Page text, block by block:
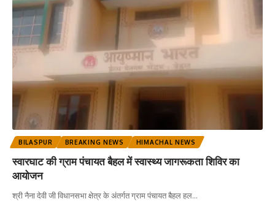
BILASPUR BREAKING NEWS HIMACHAL NEWS
स्वारघाट की ग्राम पंचायत बैहल में स्वास्थ्य जागरूकता शिविर का
आयोजन
श्री नैना देवी जी विधानसभा क्षेत्र के अंतर्गत ग्राम पंचायत बैहल हल…